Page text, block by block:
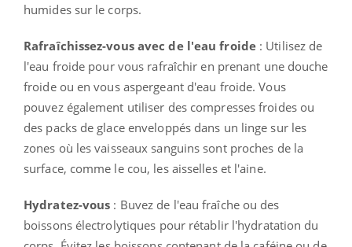
humides sur le corps.
Rafraîchissez-vous avec de l'eau froide : Utilisez de
l'eau froide pour vous rafraîchir en prenant une douche
froide ou en vous aspergeant d'eau froide. Vous
pouvez également utiliser des compresses froides ou
des packs de glace enveloppés dans un linge sur les
zones où les vaisseaux sanguins sont proches de la
surface, comme le cou, les aisselles et l'aine.
Hydratez-vous : Buvez de l'eau fraîche ou des
boissons électrolytiques pour rétablir l'hydratation du